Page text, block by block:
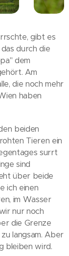
gibt es
durch die
dem
Am
die noch mehr
haben
beiden
Tieren ein
surrt
sind
über beide
ich einen
im Wasser
nur noch
die Grenze
langsam. Aber
bleiben wird.